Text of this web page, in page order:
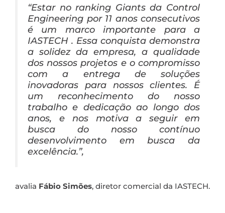
“Estar no ranking Giants da Control
Engineering por 11 anos consecutivos
é um marco importante para a
IASTECH . Essa conquista demonstra
a solidez da empresa, a qualidade
dos nossos projetos e o compromisso
com a entrega de soluções
inovadoras para nossos clientes. É
um reconhecimento do nosso
trabalho e dedicação ao longo dos
anos, e nos motiva a seguir em
busca do nosso contínuo
desenvolvimento em busca da
excelência.”,
avalia Fábio Simões, diretor comercial da IASTECH.